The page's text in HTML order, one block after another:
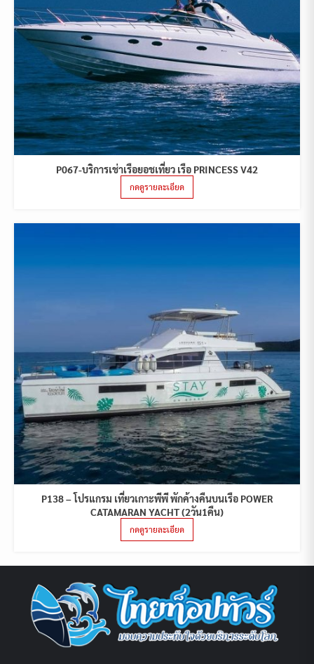
P067-บริการเช่าเรือยอชเที่ยว เรือ PRINCESS V42
กดดูรายละเอียด
P138 – โปรแกรม เที่ยวเกาะพีพี พักค้างคืนบนเรือ POWER
CATAMARAN YACHT (2วัน1คืน)
กดดูรายละเอียด